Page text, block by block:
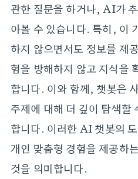
관한 질문을 하거나, AI가
아볼 수 있습니다. 특히, 이
하지 않으면서도 정보를 제
험을 방해하지 않고 지식을
합니다. 이와 함께, 챗봇은
주제에 대해 더 깊이 탐색할
합니다. 이러한 AI 챗봇의
개인 맞춤형 경험을 제공하
것을 의미합니다.